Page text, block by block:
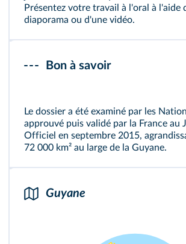
Présentez votre travail à l'oral à l'aide
diaporama ou d'une vidéo.
Bon à savoir
Le dossier a été examiné par les
approuvé puis validé par la France au
Officiel en septembre 2015,
72 000 km² au large de la Guyane.
Guyane